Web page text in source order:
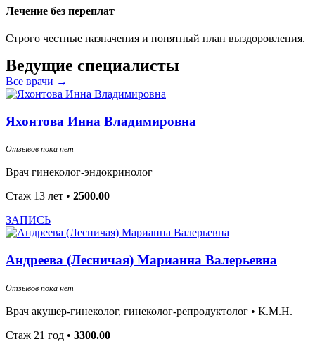
Лечение без переплат
Строго честные назначения и понятный план выздоровления.
Ведущие специалисты
Все врачи →
Яхонтова Инна Владимировна
Отзывов пока нет
Врач гинеколог-эндокринолог
Стаж 13 лет • 2500.00
ЗАПИСЬ
Андреева (Лесничая) Марианна Валерьевна
Отзывов пока нет
Врач акушер-гинеколог, гинеколог-репродуктолог • К.М.Н.
Стаж 21 год • 3300.00